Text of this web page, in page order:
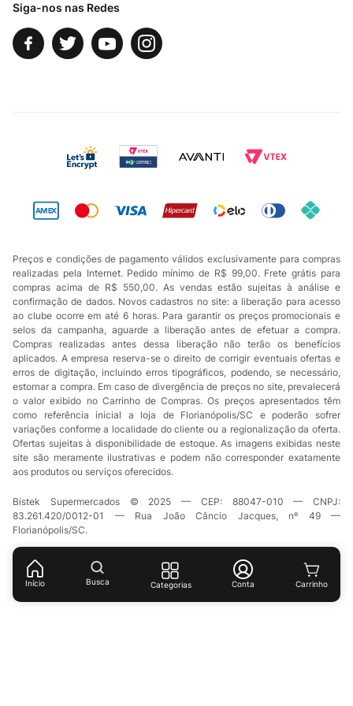
Início Busca Categorias Conta
Siga-nos nas Redes
Preços e condições de pagamento válidos exclusivamente para compras
realizadas pela Internet. Pedido mínimo de R$ 99,00. Frete grátis para
compras acima de R$ 550,00. As vendas estão sujeitas à análise e
confirmação de dados. Novos cadastros no site: a liberação para acesso
ao clube ocorre em até 6 horas. Para garantir os preços promocionais e
selos da campanha, aguarde a liberação antes de efetuar a compra.
Compras realizadas antes dessa liberação não terão os benefícios
aplicados. A empresa reserva-se o direito de corrigir eventuais ofertas e
erros de digitação, incluindo erros tipográficos, podendo, se necessário,
estornar a compra. Em caso de divergência de preços no site, prevalecerá
o valor exibido no Carrinho de Compras. Os preços apresentados têm
como referência inicial a loja de Florianópolis/SC e poderão sofrer
variações conforme a localidade do cliente ou a regionalização da oferta.
Ofertas sujeitas à disponibilidade de estoque. As imagens exibidas neste
site são meramente ilustrativas e podem não corresponder exatamente
aos produtos ou serviços oferecidos.
Bistek Supermercados © 2025 — CEP: 88047-010 — CNPJ:
83.261.420/0012-01 — Rua João Câncio Jacques, nº 49 —
Florianópolis/SC.